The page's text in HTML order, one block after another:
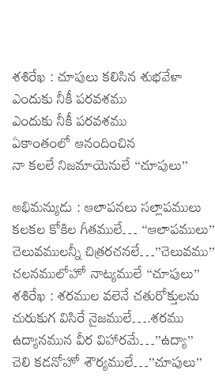
శశిరేఖ : చూపులు కలిసిన శుభవేళా
ఎందుకు నీకీ పరవశము
ఎందుకు నీకీ పరవశము
ఏకాంతంలో ఆనందించిన
నా కలలే నిజమాయెనులే “చూపులు”
అభిమన్యుడు : ఆలాపనలు సల్లాపములు
కలకల కోకిల గీతములే… “ఆలాపములు”
చెలువములన్నీ చిత్రరచనలే…”చెలువము”
చలనములోహో నాట్యములే “చూపులు”
శశిరేఖ : శరముల వలెనే చతురోక్తులను
చురుకుగ విసిరే నైజములే….శరము
ఉద్యానమున వీర విహారమే…”ఉద్యా”
చెలి కడనోహో శౌర్యములే…”చూపులు”